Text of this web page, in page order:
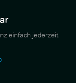
einfach jederzeit